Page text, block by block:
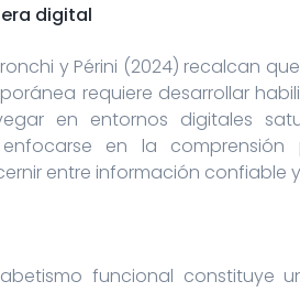
digital
y Périni (2024) recalcan
requiere desarrollar
en entornos digitales
en la comprensión
entre información confiable
funcional constituye